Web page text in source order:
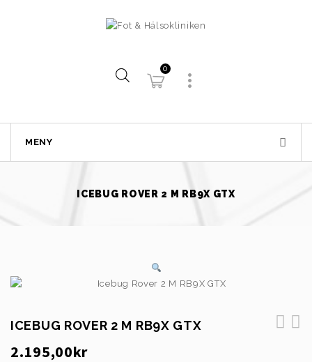
0
MENY
ICEBUG ROVER 2 M RB9X GTX
ICEBUG ROVER 2 M RB9X GTX
2.195,00kr